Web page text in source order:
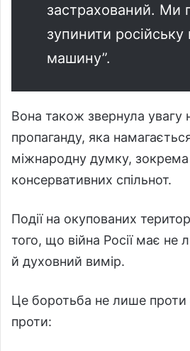
застрахований. Ми
зупинити російську
машину”.
Вона також звернула увагу
пропаганду, яка
міжнародну думку,
консервативних спільнот.
Події на окупованих
того, що війна Росії має не
й духовний вимір.
Це боротьба не лише
проти: